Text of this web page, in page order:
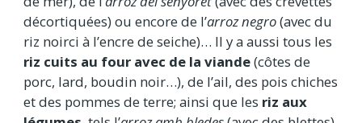
décortiquées) ou encore de l’arroz negro(avec du
riz noirci à l’encre de seiche)… Il y a aussi tous les
riz cuits au four avec de la viande(côtes de
porc, lard, boudin noir…), de l’ail, des pois chiches
et des pommes de terre; ainsi que les riz aux